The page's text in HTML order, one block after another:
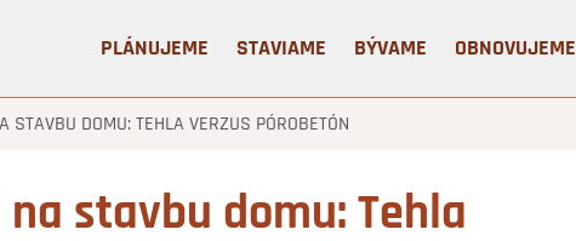
PLÁNUJEME STAVIAME BÝVAME OBNOVUJEME
STAVBU DOMU: TEHLA VERZUS PÓROBETÓN
stavbu domu: Tehla